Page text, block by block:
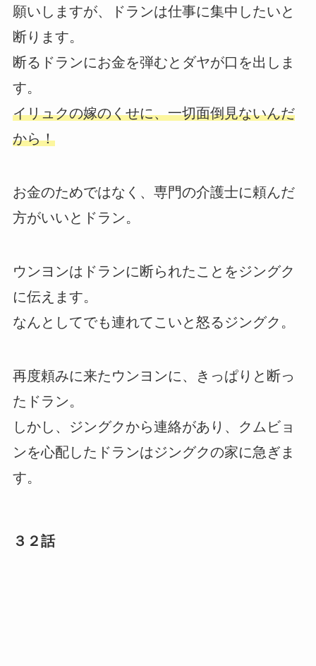
願いしますが、ドランは仕事に集中したいと
断ります。
断るドランにお金を弾むとダヤが口を出しま
す。
イリュクの嫁のくせに、一切面倒見ないんだ
から！
お金のためではなく、専門の介護士に頼んだ
方がいいとドラン。
ウンヨンはドランに断られたことをジングク
に伝えます。
なんとしてでも連れてこいと怒るジングク。
再度頼みに来たウンヨンに、きっぱりと断っ
たドラン。
しかし、ジングクから連絡があり、クムビョ
ンを心配したドランはジングクの家に急ぎま
す。
３２話